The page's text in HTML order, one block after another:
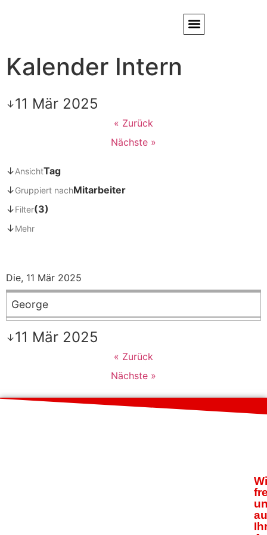
Kalender Intern
↓11 Mär 2025
« Zurück
Nächste »
↓AnsichtTag
↓Gruppiert nachMitarbeiter
↓Filter(3)
↓Mehr
Die, 11 Mär 2025
George
↓11 Mär 2025
« Zurück
Nächste »